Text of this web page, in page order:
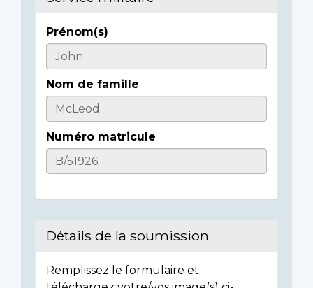
Informations
sur
l'individu
Prénom(s)
Nom de famille
Numéro matricule
Détails de la soumission
Remplissez le formulaire et